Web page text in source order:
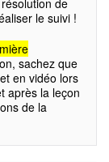
de
le suivi !
sachez que
en vidéo lors
après la leçon
de la